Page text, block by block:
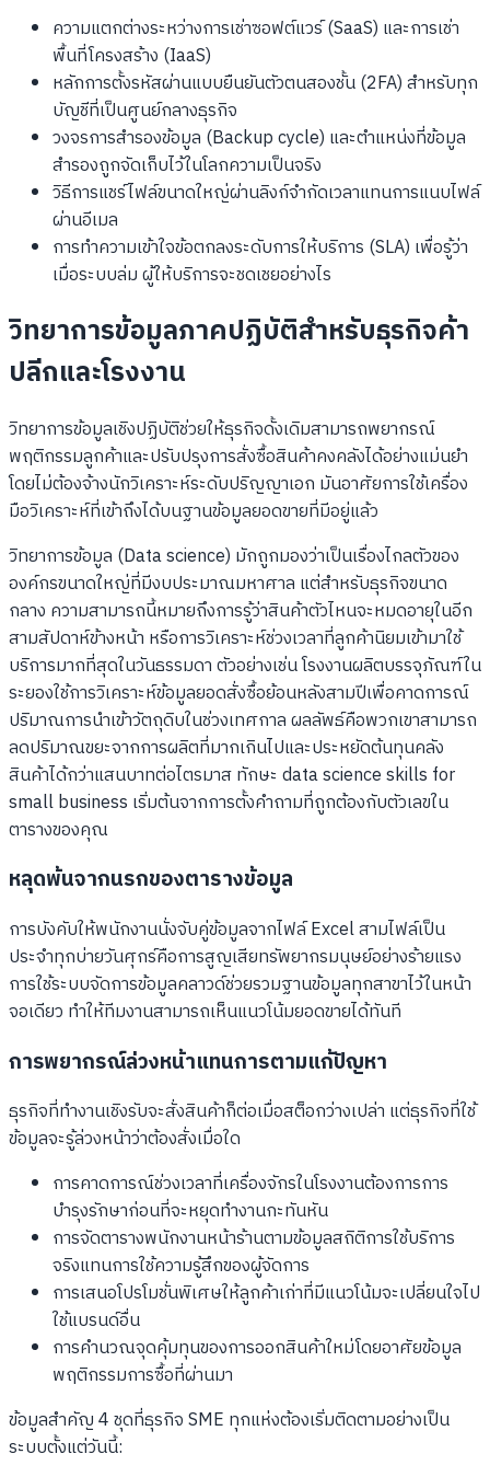
ความแตกต่างระหว่างการเช่าซอฟต์แวร์ (SaaS) และการเช่า
พื้นที่โครงสร้าง (IaaS)
หลักการตั้งรหัสผ่านแบบยืนยันตัวตนสองชั้น (2FA) สำหรับทุก
บัญชีที่เป็นศูนย์กลางธุรกิจ
วงจรการสำรองข้อมูล (Backup cycle) และตำแหน่งที่ข้อมูล
สำรองถูกจัดเก็บไว้ในโลกความเป็นจริง
วิธีการแชร์ไฟล์ขนาดใหญ่ผ่านลิงก์จำกัดเวลาแทนการแนบไฟล์
ผ่านอีเมล
การทำความเข้าใจข้อตกลงระดับการให้บริการ (SLA) เพื่อรู้ว่า
เมื่อระบบล่ม ผู้ให้บริการจะชดเชยอย่างไร
วิทยาการข้อมูลภาคปฏิบัติสำหรับธุรกิจค้า
ปลีกและโรงงาน
วิทยาการข้อมูลเชิงปฏิบัติช่วยให้ธุรกิจดั้งเดิมสามารถพยากรณ์
พฤติกรรมลูกค้าและปรับปรุงการสั่งซื้อสินค้าคงคลังได้อย่างแม่นยำ
โดยไม่ต้องจ้างนักวิเคราะห์ระดับปริญญาเอก มันอาศัยการใช้เครื่อง
มือวิเคราะห์ที่เข้าถึงได้บนฐานข้อมูลยอดขายที่มีอยู่แล้ว
วิทยาการข้อมูล (Data science) มักถูกมองว่าเป็นเรื่องไกลตัวของ
องค์กรขนาดใหญ่ที่มีงบประมาณมหาศาล แต่สำหรับธุรกิจขนาด
กลาง ความสามารถนี้หมายถึงการรู้ว่าสินค้าตัวไหนจะหมดอายุในอีก
สามสัปดาห์ข้างหน้า หรือการวิเคราะห์ช่วงเวลาที่ลูกค้านิยมเข้ามาใช้
บริการมากที่สุดในวันธรรมดา ตัวอย่างเช่น โรงงานผลิตบรรจุภัณฑ์ใน
ระยองใช้การวิเคราะห์ข้อมูลยอดสั่งซื้อย้อนหลังสามปีเพื่อคาดการณ์
ปริมาณการนำเข้าวัตถุดิบในช่วงเทศกาล ผลลัพธ์คือพวกเขาสามารถ
ลดปริมาณขยะจากการผลิตที่มากเกินไปและประหยัดต้นทุนคลัง
สินค้าได้กว่าแสนบาทต่อไตรมาส ทักษะ data science skills for
small business เริ่มต้นจากการตั้งคำถามที่ถูกต้องกับตัวเลขใน
ตารางของคุณ
หลุดพ้นจากนรกของตารางข้อมูล
การบังคับให้พนักงานนั่งจับคู่ข้อมูลจากไฟล์ Excel สามไฟล์เป็น
ประจำทุกบ่ายวันศุกร์คือการสูญเสียทรัพยากรมนุษย์อย่างร้ายแรง
การใช้ระบบจัดการข้อมูลคลาวด์ช่วยรวมฐานข้อมูลทุกสาขาไว้ในหน้า
จอเดียว ทำให้ทีมงานสามารถเห็นแนวโน้มยอดขายได้ทันที
การพยากรณ์ล่วงหน้าแทนการตามแก้ปัญหา
ธุรกิจที่ทำงานเชิงรับจะสั่งสินค้าก็ต่อเมื่อสต็อกว่างเปล่า แต่ธุรกิจที่ใช้
ข้อมูลจะรู้ล่วงหน้าว่าต้องสั่งเมื่อใด
การคาดการณ์ช่วงเวลาที่เครื่องจักรในโรงงานต้องการการ
บำรุงรักษาก่อนที่จะหยุดทำงานกะทันหัน
การจัดตารางพนักงานหน้าร้านตามข้อมูลสถิติการใช้บริการ
จริงแทนการใช้ความรู้สึกของผู้จัดการ
การเสนอโปรโมชั่นพิเศษให้ลูกค้าเก่าที่มีแนวโน้มจะเปลี่ยนใจไป
ใช้แบรนด์อื่น
การคำนวณจุดคุ้มทุนของการออกสินค้าใหม่โดยอาศัยข้อมูล
พฤติกรรมการซื้อที่ผ่านมา
ข้อมูลสำคัญ 4 ชุดที่ธุรกิจ SME ทุกแห่งต้องเริ่มติดตามอย่างเป็น
ระบบตั้งแต่วันนี้: